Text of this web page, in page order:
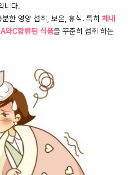
니다.
한 영양 섭취, 보온, 휴식. 특히 체내
와C함류된 식품을 꾸준히 섭취 하는